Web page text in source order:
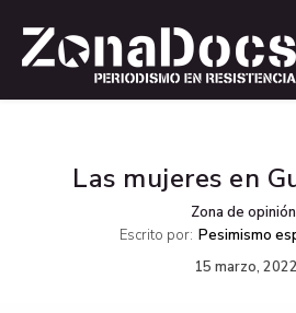
Las mujeres en
Zona de opinión
Escrito por: Pesimismo
15 marzo, 2022